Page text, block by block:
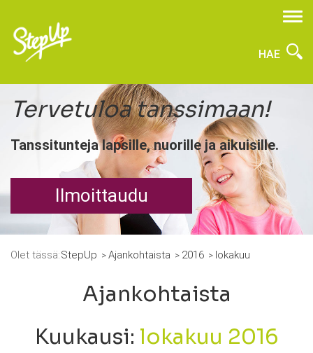
HAE
Tervetuloa tanssimaan!
Tanssitunteja lapsille, nuorille ja aikuisille.
Ilmoittaudu
Olet tässä:StepUp Ajankohtaista 2016 lokakuu
Ajankohtaista
Kuukausi: lokakuu 2016